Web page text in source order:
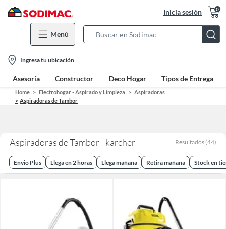
Inicia sesión 0
Menú
Bar
location-
icon
Ingresa tu ubicación
Asesoría Constructor Deco Hogar Tipos de Entrega
Home Electrohogar - Aspirado y Limpieza
Aspiradoras
Aspiradoras de Tambor
Aspiradoras de Tambor - karcher Resultados (44)
Envio Plus Llega en 2 horas Llega mañana Retira mañana Stock en